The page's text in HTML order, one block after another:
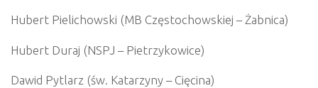
Hubert Pielichowski (MB Częstochowskiej – Żabnica)
Hubert Duraj (NSPJ – Pietrzykowice)
Dawid Pytlarz (św. Katarzyny – Cięcina)